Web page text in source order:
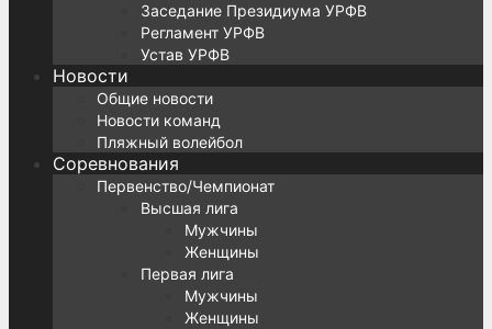
Заседание Президиума УРФВ
Регламент УРФВ
Устав УРФВ
Новости
Общие новости
Новости команд
Пляжный волейбол
Соревнования
Первенство/Чемпионат
Высшая лига
Мужчины
Женщины
Первая лига
Мужчины
Женщины